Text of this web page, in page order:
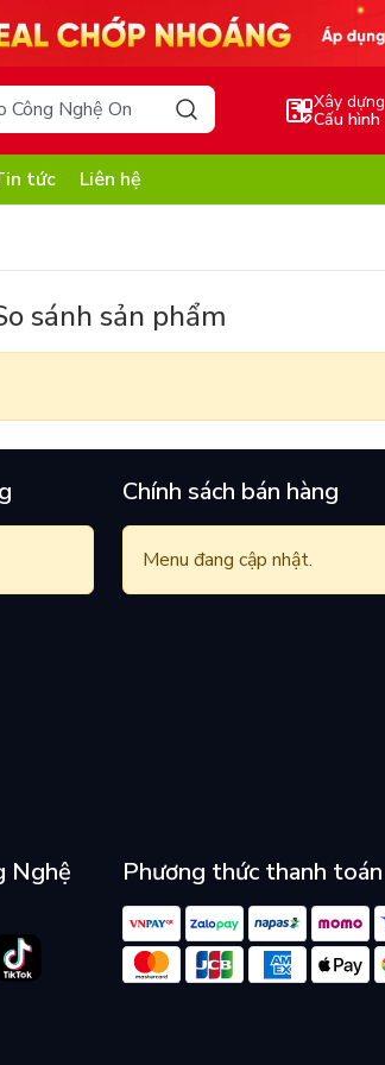
Xây dựng
Cấu hình
tức Liên hệ
sánh sản phẩm
Chính sách bán hàng
Menu đang cập nhật.
Nghệ
Phương thức thanh toán